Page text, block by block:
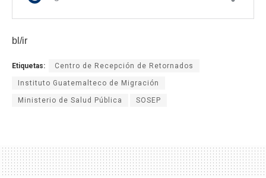
bl/ir
Etiquetas: Centro de Recepción de Retornados
Instituto Guatemalteco de Migración
Ministerio de Salud Pública SOSEP